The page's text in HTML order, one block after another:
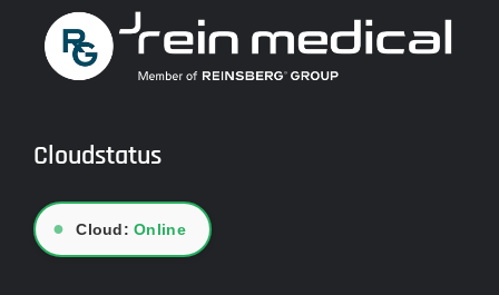
Cloudstatus
● Cloud:Online